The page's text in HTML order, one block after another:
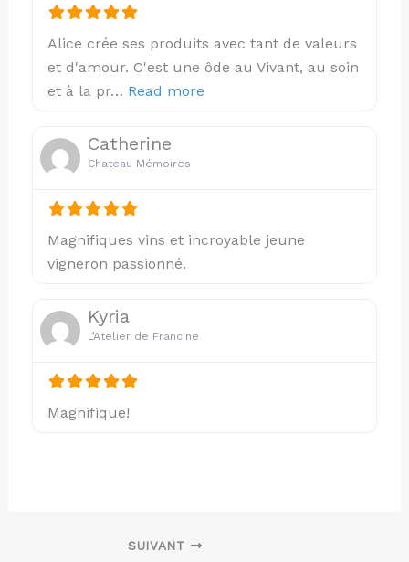
Alice crée ses produits avec tant de valeurs
et d'amour. C'est une ôde au Vivant, au soin
et à la pr… Read moreabout this listing
Catherine
Chateau Mémoires
Magnifiques vins et incroyable jeune
vigneron passionné.
Kyria
L’Atelier de Francine
Magnifique!
SUIVANT